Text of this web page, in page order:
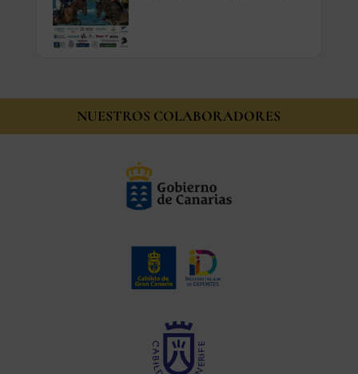
NUESTROS COLABORADORES